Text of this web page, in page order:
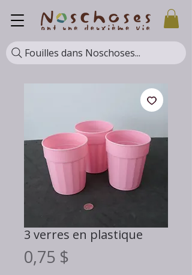
Fouilles dans Noschoses...
3 verres en plastique
0,75 $